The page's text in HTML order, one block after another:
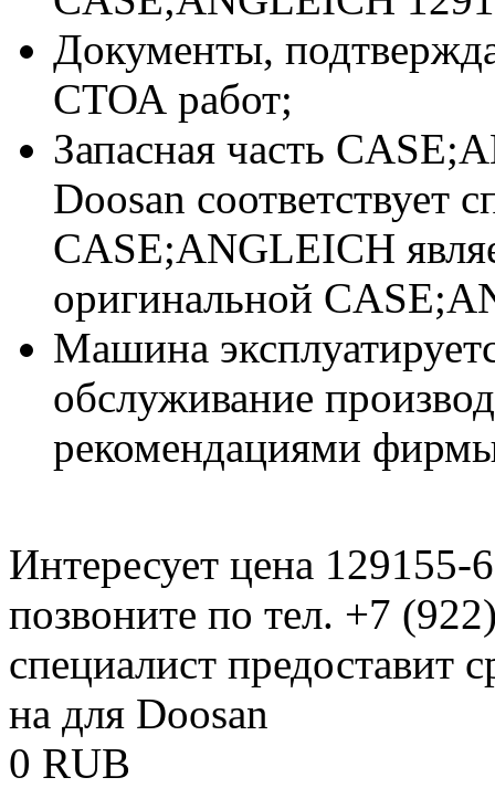
Документы,
СТОА работ;
Запасная часть
Doosan соответствует
CASE;ANGLEICH
оригинальной
Машина
обслуживание
рекомендациями
Интересует цена 129155-
позвоните по тел. +7
специалист предоставит
на для Doosan
0 RUB